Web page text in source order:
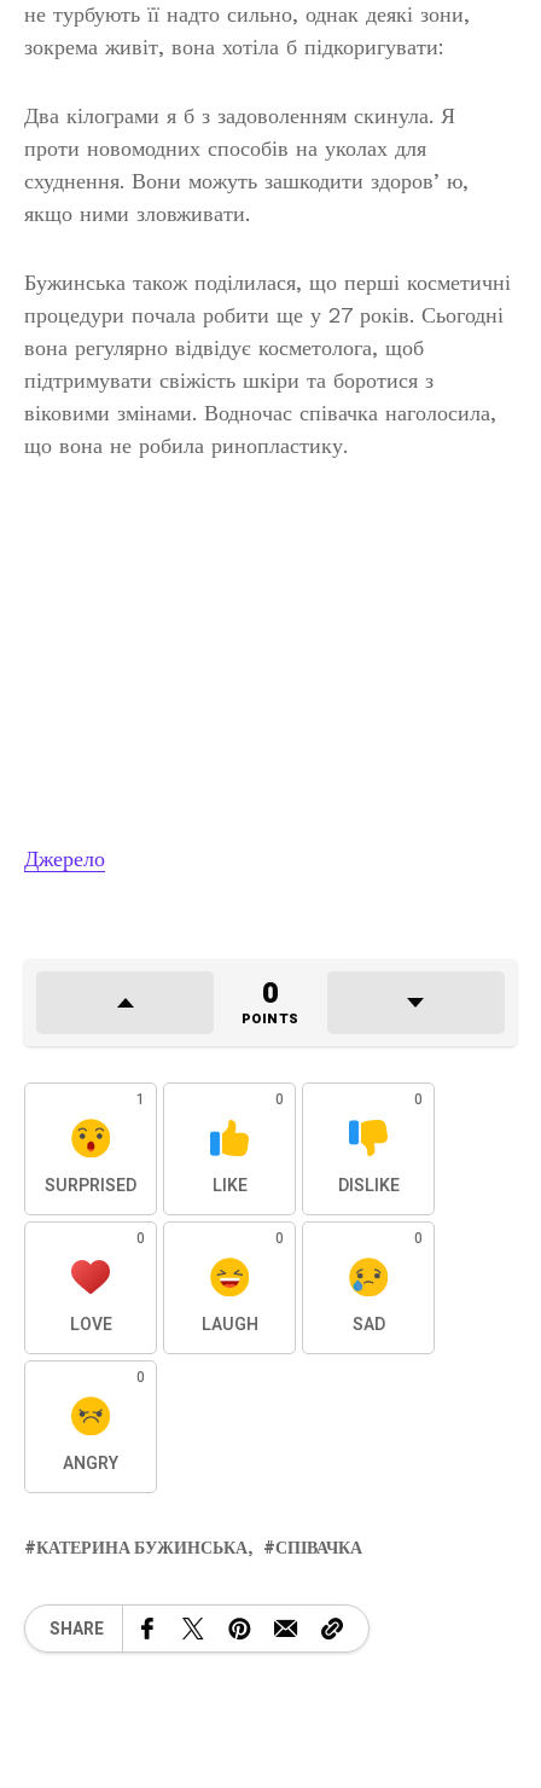
не турбують її надто сильно, однак деякі зони,
зокрема живіт, вона хотіла б підкоригувати:
Два кілограми я б з задоволенням скинула. Я
проти новомодних способів на уколах для
схуднення. Вони можуть зашкодити здоровʼю,
якщо ними зловживати.
Бужинська також поділилася, що перші косметичні
процедури почала робити ще у 27 років. Сьогодні
вона регулярно відвідує косметолога, щоб
підтримувати свіжість шкіри та боротися з
віковими змінами. Водночас співачка наголосила,
що вона не робила ринопластику.
Джерело
0
POINTS
1
SURPRISED
0
LIKE
0
DISLIKE
0
LOVE
0
LAUGH
0
SAD
0
ANGRY
КАТЕРИНА БУЖИНСЬКА СПІВАЧКА
SHARE